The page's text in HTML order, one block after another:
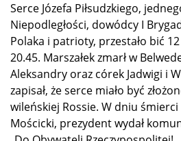
Serce Józefa Piłsudzkiego,
Niepodległości, dowódcy I
Polaka i patrioty, przestało bić
20.45. Marszałek zmarł w
Aleksandry oraz córek Jadwigi i
zapisał, że serce miało być
wileńskiej Rossie. W dniu
Mościcki, prezydent wydał